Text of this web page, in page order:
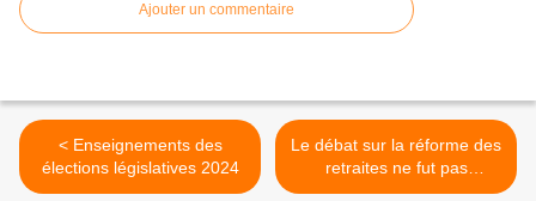
Ajouter un commentaire
< Enseignements des
élections législatives 2024
Le débat sur la réforme des
retraites ne fut pas
sincère ! ! ! >